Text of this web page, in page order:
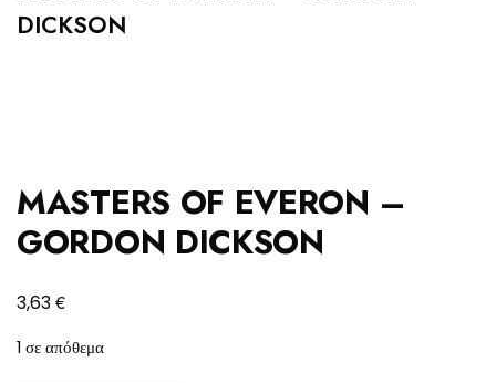
DICKSON
MASTERS OF EVERON –
GORDON DICKSON
3,63€
1 σε απόθεμα